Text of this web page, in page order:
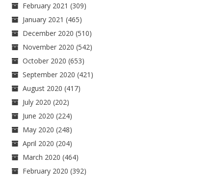
February 2021 (309)
January 2021 (465)
December 2020 (510)
November 2020 (542)
October 2020 (653)
September 2020 (421)
August 2020 (417)
July 2020 (202)
June 2020 (224)
May 2020 (248)
April 2020 (204)
March 2020 (464)
February 2020 (392)